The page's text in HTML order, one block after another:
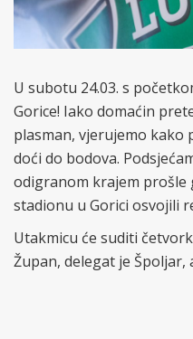
U subotu 24.03. s
Gorice! Iako domaćin
plasman, vjerujemo kako
doći do bodova.
odigranom krajem prošle
stadionu u Gorici osvojili
Utakmicu će suditi
Župan, delegat je